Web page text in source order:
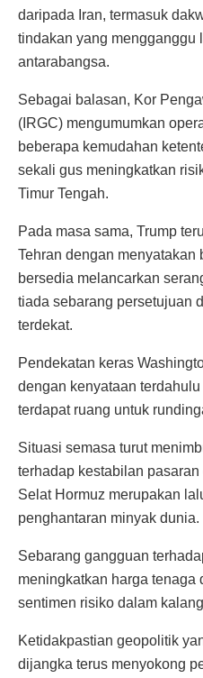
daripada Iran, termasuk
tindakan yang mengganggu
antarabangsa.
Sebagai balasan, Kor
(IRGC) mengumumkan
beberapa kemudahan
sekali gus meningkatkan
Timur Tengah.
Pada masa sama, Trump
Tehran dengan menyatakan
bersedia melancarkan
tiada sebarang persetujuan
terdekat.
Pendekatan keras
dengan kenyataan
terdapat ruang untuk
Situasi semasa turut
terhadap kestabilan
Selat Hormuz merupakan
penghantaran minyak dunia.
Sebarang gangguan
meningkatkan harga tenaga
sentimen risiko dalam
Ketidakpastian geopolitik
dijangka terus menyokong